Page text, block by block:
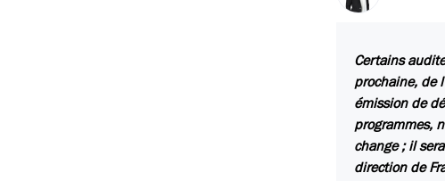
Certains
prochaine, de
émission de
programmes,
change ; il
direction de